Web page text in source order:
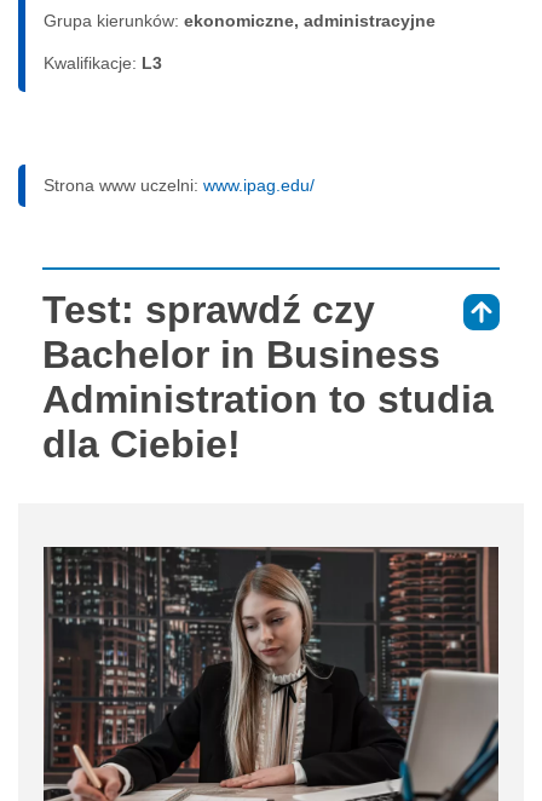
Grupa kierunków: ekonomiczne, administracyjne
Kwalifikacje: L3
Strona www uczelni: www.ipag.edu/
Test: sprawdź czy
Bachelor in Business
Administration to studia
dla Ciebie!